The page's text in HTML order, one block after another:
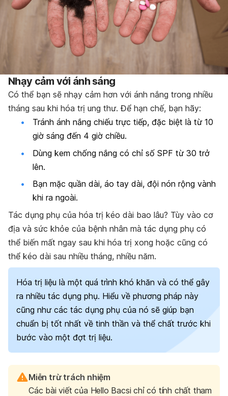
Nhạy cảm với ánh sáng
Có thể bạn sẽ nhạy cảm hơn với ánh nắng trong nhiều
tháng sau khi hóa trị ung thư. Để hạn chế, bạn hãy:
Tránh ánh nắng chiếu trực tiếp, đặc biệt là từ 10
giờ sáng đến 4 giờ chiều.
Dùng kem chống nắng có chỉ số SPF từ 30 trở
lên.
Bạn mặc quần dài, áo tay dài, đội nón rộng vành
khi ra ngoài.
Tác dụng phụ của hóa trị kéo dài bao lâu? Tùy vào cơ
địa và sức khỏe của bệnh nhân mà tác dụng phụ có
thể biến mất ngay sau khi hóa trị xong hoặc cũng có
thể kéo dài sau nhiều tháng, nhiều năm.
Hóa trị liệu là một quá trình khó khăn và có thể gây
ra nhiều tác dụng phụ. Hiểu về phương pháp này
cũng như các tác dụng phụ của nó sẽ giúp bạn
chuẩn bị tốt nhất về tinh thần và thể chất trước khi
bước vào một đợt trị liệu.
Miễn trừ trách nhiệm
Các bài viết của Hello Bacsi chỉ có tính chất tham